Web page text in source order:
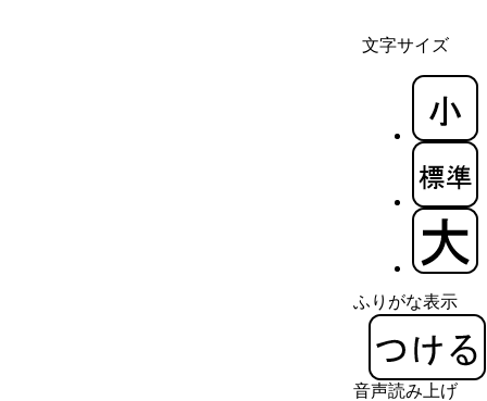
文字サイズ
ふりがな表示
音声読み上げ